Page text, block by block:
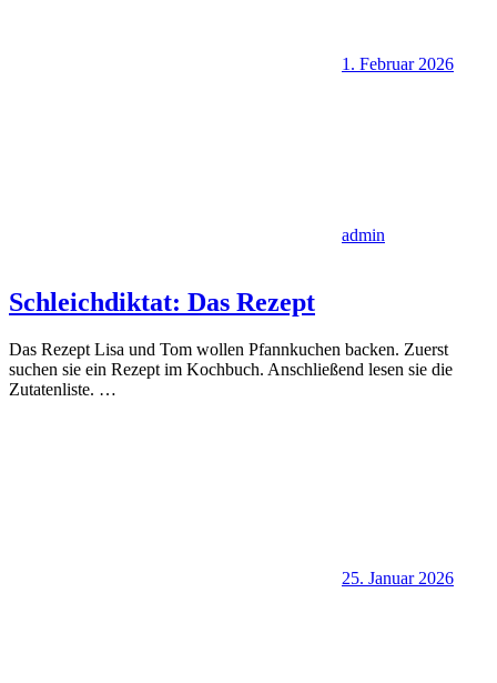
1. Februar 2026
admin
Schleichdiktat: Das Rezept
Das Rezept Lisa und Tom wollen Pfannkuchen backen. Zuerst
suchen sie ein Rezept im Kochbuch. Anschließend lesen sie die
Zutatenliste. …
25. Januar 2026